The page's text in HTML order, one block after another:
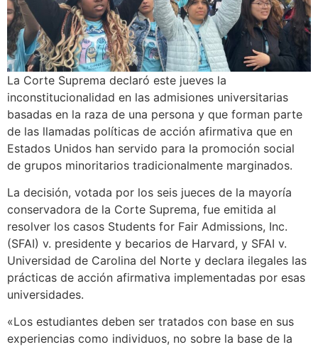
La Corte Suprema declaró este jueves la
inconstitucionalidad en las admisiones universitarias
basadas en la raza de una persona y que forman parte
de las llamadas políticas de acción afirmativa que en
Estados Unidos han servido para la promoción social
de grupos minoritarios tradicionalmente marginados.
La decisión, votada por los seis jueces de la mayoría
conservadora de la Corte Suprema, fue emitida al
resolver los casos Students for Fair Admissions, Inc.
(SFAI) v. presidente y becarios de Harvard, y SFAI v.
Universidad de Carolina del Norte y declara ilegales las
prácticas de acción afirmativa implementadas por esas
universidades.
«Los estudiantes deben ser tratados con base en sus
experiencias como individuos, no sobre la base de la